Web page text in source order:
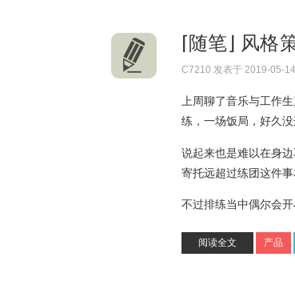
⌈随笔⌋ 风格
C7210 发表于 2019-05-
上周聊了音乐与工作
练，一场饭局，好久没
说起来也是难以在身
寄托远超过练团这件
不过排练当中偶尔会
阅读全文 产品